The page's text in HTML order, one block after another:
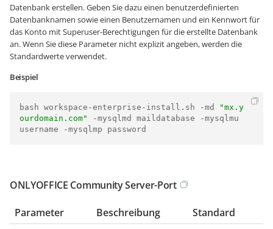
Datenbank erstellen. Geben Sie dazu einen benutzerdefinierten
Datenbanknamen sowie einen Benutzernamen und ein Kennwort für
das Konto mit Superuser-Berechtigungen für die erstellte Datenbank
an. Wenn Sie diese Parameter nicht explizit angeben, werden die
Standardwerte verwendet.
Beispiel
bash workspace -enterprise - install . sh -md
"mx.y
ourdomain.com"
-mysqlmd maildatabase -mysqlmu
username
-mysqlmp password
ONLYOFFICE Community Server-Port
Parameter Beschreibung Standard